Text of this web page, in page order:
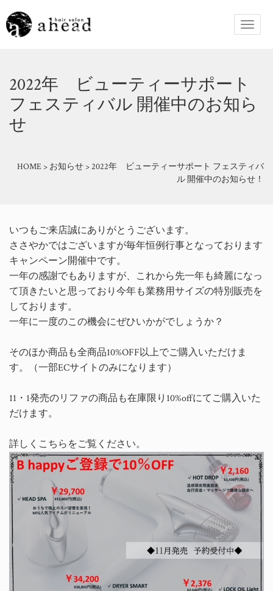
2022年 ビューティーサポート
フェスティバル 開催中のお知ら
せ
HOME > お知らせ >2022年 ビューティーサポート フェスティバ
ル 開催中のお知らせ！
いつもご来店誠にありがとうございます。
ささやかではございますが毎年恒例行事となっております
キャンペーン開催中です。
一年の感謝でもありますが、これから先一年も綺麗になっ
て頂きたいと思っており今年も業務用サイズの特別販売を
しております。
一年に一度のこの機会にぜひいかがでしょうか？
そのほか商品も全商品10%OFF以上でご購入いただけま
す。（一部ECサイトのみになります）
11・1発売のリファの商品も在庫限り10%offにてご購入いた
だけます。
詳しくこちらをご覧ください。